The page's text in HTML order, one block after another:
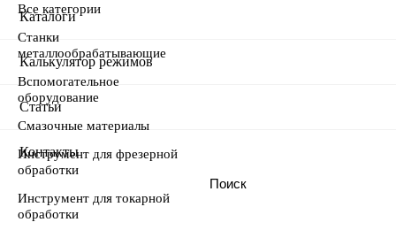
Услуги металлообработки
Написание управляющих программ
Инжиниринг
Пуско-наладка станков
Сервисное обслуживание станков
Каталоги
Botek
Carmex
Ceratizit
Dormer Pramet
Калькулятор режимов
Статьи
Контакты
Все категории
Станки
металлообрабатывающие
Вспомогательное
оборудование
Смазочные материалы
Инструмент для фрезерной
обработки
Инструмент для токарной
обработки